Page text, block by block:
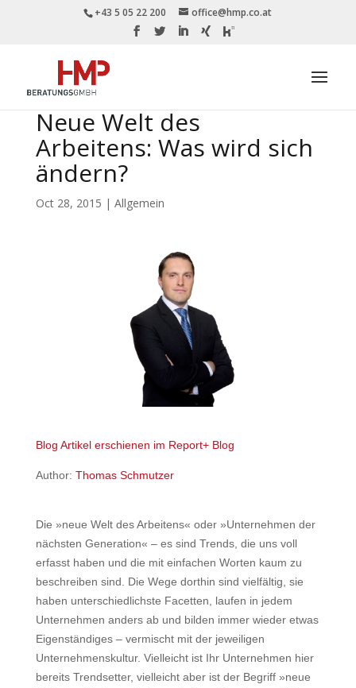
+43 5 05 22 200 office@hmp.co.at
Neue Welt des
Arbeitens: Was wird sich
ändern?
Oct 28, 2015 | Allgemein
Blog Artikel erschienen im Report+ Blog
Author: Thomas Schmutzer
Die »neue Welt des Arbeitens« oder »Unternehmen der
nächsten Generation« – es sind Trends, die uns voll
erfasst haben und die mit einfachen Worten kaum zu
beschreiben sind. Die Wege dorthin sind vielfältig, sie
haben unterschiedlichste Facetten, laufen in jedem
Unternehmen anders ab und bilden immer wieder etwas
Eigenständiges – vermischt mit der jeweiligen
Unternehmenskultur. Vielleicht ist Ihr Unternehmen hier
bereits Trendsetter, vielleicht aber ist der Begriff »neue